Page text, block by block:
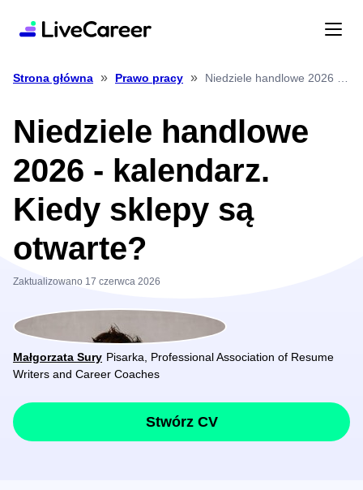
Strona główna » Prawo pracy »
Niedziele handlowe
2026 - kalendarz.
Kiedy sklepy są
otwarte?
Zaktualizowano 17 czerwca 2026
Małgorzata Sury Pisarka, Professional Association of Resume
Writers and Career Coaches
Stwórz CV